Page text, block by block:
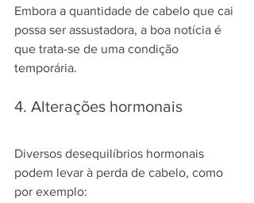
Embora a quantidade de cabelo que cai
possa ser assustadora, a boa notícia é
que trata-se de uma condição
temporária.
4. Alterações hormonais
Diversos desequilíbrios hormonais
podem levar à perda de cabelo, como
por exemplo: